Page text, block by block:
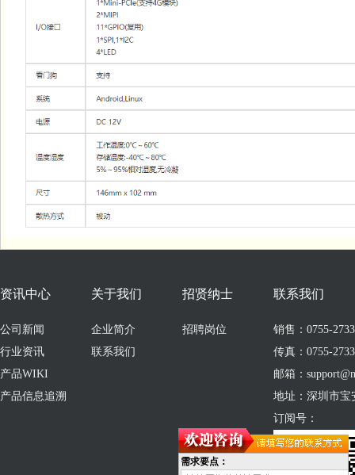
资讯中心
公司新闻
行业资讯
产品WIKI
产品信息追溯
关于我们
企业简介
联系我们
招贤纳士
招聘岗位
联系我们
销售：0755-
传真：0755-
邮箱：
地址：深圳市宝
订阅号：